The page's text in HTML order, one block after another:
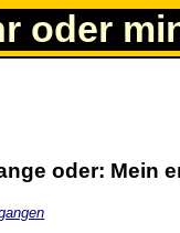
oder
oder: Mein